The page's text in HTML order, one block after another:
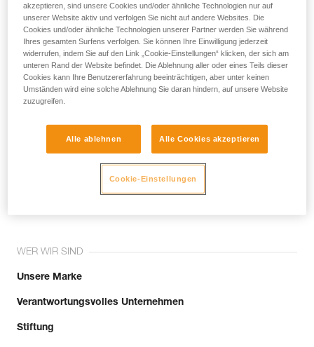
einem Profi, ob Sie in der Lage sind, den
Vorgang alleine sicher zu wiederholen, bevor
Sie ihn eigenständig durchführen.
Wir geben Beispiele für die mit Ihrer Aktivität
verbundenen Techniken. Möglicherweise gibt es
noch andere Techniken, die hier nicht
beschrieben werden.
Newsletter abonnieren
und auf dem Laufenden bleiben
Email *
Tritt der Community bei!
WER WIR SIND
Unsere Marke
Verantwortungsvolles Unternehmen
Stiftung
akzeptieren, sind unsere Cookies und/oder ähnliche Technologien nur auf
unserer Website aktiv und verfolgen Sie nicht auf andere Websites. Die
Cookies und/oder ähnliche Technologien unserer Partner werden Sie während
Ihres gesamten Surfens verfolgen. Sie können Ihre Einwilligung jederzeit
widerrufen, indem Sie auf den Link „Cookie-Einstellungen“ klicken, der sich am
unteren Rand der Website befindet. Die Ablehnung aller oder eines Teils dieser
Cookies kann Ihre Benutzererfahrung beeinträchtigen, aber unter keinen
Umständen wird eine solche Ablehnung Sie daran hindern, auf unsere Website
zuzugreifen.
Alle ablehnen Alle Cookies akzeptieren
Cookie-Einstellungen